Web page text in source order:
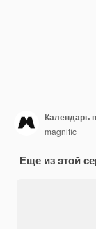
Календарь
magnific
Еще из этой